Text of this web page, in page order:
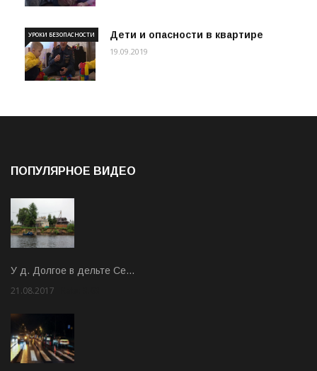
Дети и опасности в квартире
УРОКИ БЕЗОПАСНОСТИ
19.09.2019
ПОПУЛЯРНОЕ ВИДЕО
У д. Долгое в дельте Се…
21.08.2017